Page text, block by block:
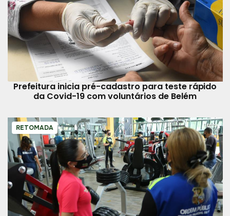
Prefeitura inicia pré-cadastro para teste rápido
da Covid-19 com voluntários de Belém
RETOMADA